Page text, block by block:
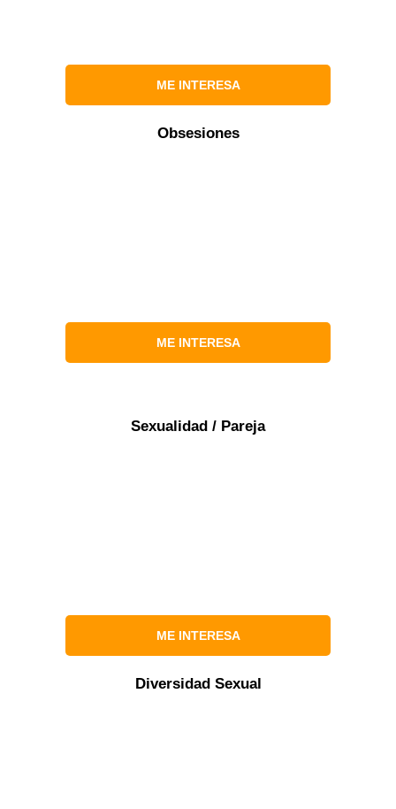
ME INTERESA
Obsesiones
ME INTERESA
Sexualidad / Pareja
ME INTERESA
Diversidad Sexual